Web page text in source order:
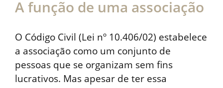
A função de uma associação
O Código Civil (Lei nº 10.406/02) estabelece
a associação como um conjunto de
pessoas que se organizam sem fins
lucrativos. Mas apesar de ter essa